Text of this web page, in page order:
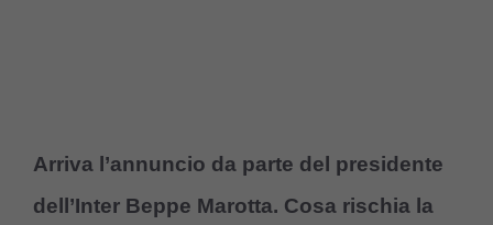
Arriva l’annuncio da parte del presidente
dell’Inter Beppe Marotta. Cosa rischia la